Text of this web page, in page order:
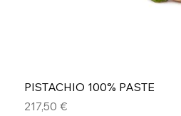
PISTACHIO 100% PASTE
Precio
217,50 €